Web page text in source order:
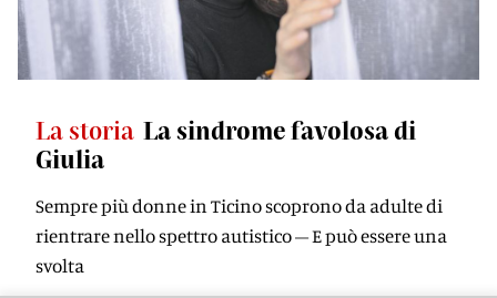
La storia La sindrome favolosa di
Giulia
Sempre più donne in Ticino scoprono da adulte di
rientrare nello spettro autistico – E può essere una
svolta